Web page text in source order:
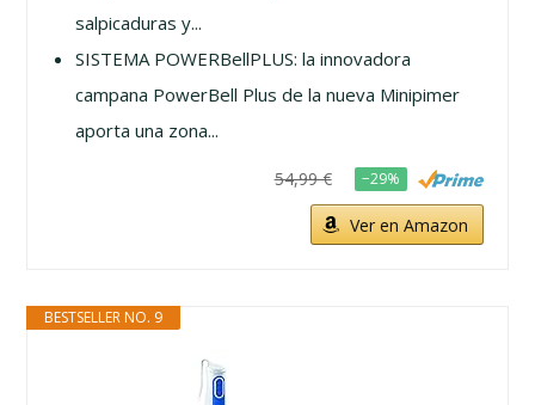
salpicaduras y...
SISTEMA POWERBellPLUS: la innovadora
campana PowerBell Plus de la nueva Minipimer
aporta una zona...
54,99 € −29%
Ver en Amazon
BESTSELLER NO. 9